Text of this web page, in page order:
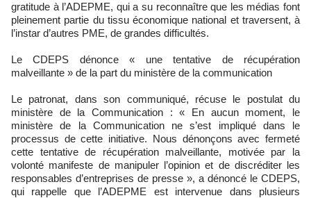
gratitude à l’ADEPME, qui a su reconnaître que les médias font
pleinement partie du tissu économique national et traversent, à
l’instar d’autres PME, de grandes difficultés.
Le CDEPS dénonce « une tentative de récupération
malveillante » de la part du ministère de la communication
Le patronat, dans son communiqué, récuse le postulat du
ministère de la Communication : « En aucun moment, le
ministère de la Communication ne s’est impliqué dans le
processus de cette initiative. Nous dénonçons avec fermeté
cette tentative de récupération malveillante, motivée par la
volonté manifeste de manipuler l’opinion et de discréditer les
responsables d’entreprises de presse », a dénoncé le CDEPS,
qui rappelle que l’ADEPME est intervenue dans plusieurs